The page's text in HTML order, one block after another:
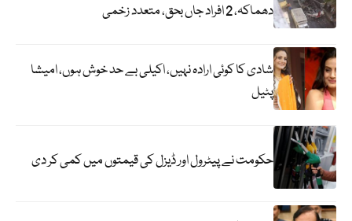
دھماکہ، 2 افراد جاں بحق، متعدد زخمی
شادی کا کوئی ارادہ نہیں، اکیلی بے حد خوش ہوں، امیشا
پٹیل
حکومت نے پیٹرول اور ڈیزل کی قیمتوں میں کمی کر دی